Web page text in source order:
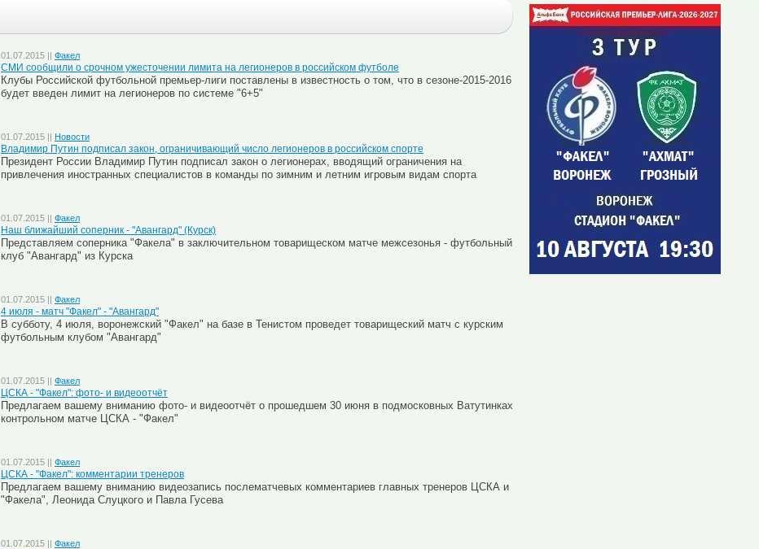
01.07.2015 || Факел
СМИ сообщили о срочном ужесточении лимита на легионеров в российском футболе
Клубы Российской футбольной премьер-лиги поставлены в известность о том, что в сезоне-2015-2016
будет введен лимит на легионеров по системе "6+5"
01.07.2015 || Новости
Владимир Путин подписал закон, ограничивающий число легионеров в российском спорте
Президент России Владимир Путин подписал закон о легионерах, вводящий ограничения на
привлечения иностранных специалистов в команды по зимним и летним игровым видам спорта
01.07.2015 || Факел
Наш ближайший соперник - "Авангард" (Курск)
Представляем соперника "Факела" в заключительном товарищеском матче межсезонья - футбольный
клуб "Авангард" из Курска
01.07.2015 || Факел
4 июля - матч "Факел" - "Авангард"
В субботу, 4 июля, воронежский "Факел" на базе в Тенистом проведет товарищеский матч с курским
футбольным клубом "Авангард"
01.07.2015 || Факел
ЦСКА - "Факел": фото- и видеоотчёт
Предлагаем вашему вниманию фото- и видеоотчёт о прошедшем 30 июня в подмосковных Ватутинках
контрольном матче ЦСКА - "Факел"
01.07.2015 || Факел
ЦСКА - "Факел": комментарии тренеров
Предлагаем вашему вниманию видеозапись послематчевых комментариев главных тренеров ЦСКА и
"Факела", Леонида Слуцкого и Павла Гусева
01.07.2015 || Факел